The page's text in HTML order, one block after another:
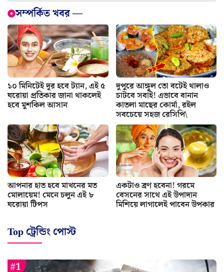
সম্পর্কিত খবর —
১০ মিনিটেই দূর হবে ট্যান, এই ৫
ঘরোয়া প্রতিকার জানা থাকলেই
হবে মুশকিল আসান
দুপুরে আঙ্গুল তো বটেই থালাও
চাটবে সবাই! এভাবে বানান
কাতলা মাছের কোর্মা, রইল
সবচেয়ে সহজ রেসিপি\
আপনার হাত হবে মাখনের মত
মোলায়েম! মেনে চলুন এই ৮
ঘরোয়া টিপস
একটাও ব্রণ হবেনা! গরমে
বেসনের সাথে এই উপাদান
মিশিয়ে লাগালেই পাবেন উপকার
Top ট্রেন্ডিং পোস্ট